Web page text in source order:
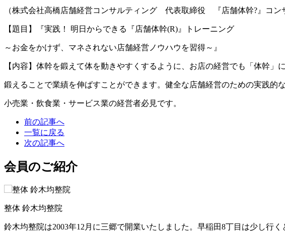
（株式会社高橋店舗経営コンサルティング 代表取締役 『店舗体幹?』コン
【題目】『実践！ 明日からできる『店舗体幹(R)』トレーニング
～お金をかけず、マネされない店舗経営ノウハウを習得～』
【内容】体幹を鍛えて体を動きやすくするように、お店の経営でも「体幹」
鍛えることで業績を伸ばすことができます。健全な店舗経営のための実践的な
小売業・飲食業・サービス業の経営者必見です。
前の記事へ
一覧に戻る
次の記事へ
会員のご紹介
整体 鈴木均整院
鈴木均整院は2003年12月に三郷で開業いたしました。早稲田8丁目は少し行